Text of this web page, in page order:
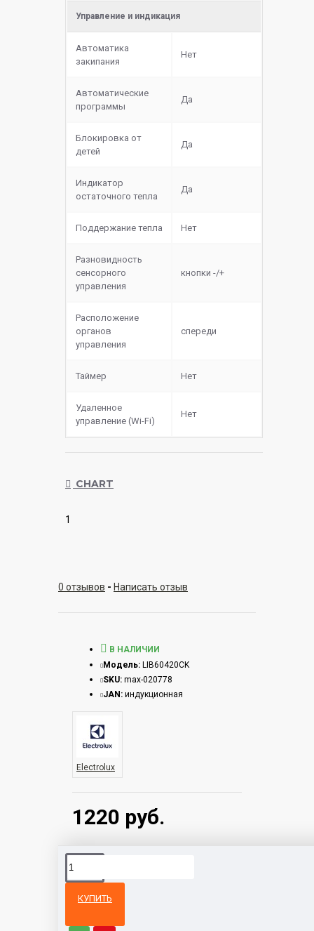
Управление и индикация
Автоматика
закипания
Нет
Автоматические
программы
Да
Блокировка от
детей
Да
Индикатор
остаточного тепла
Да
Поддержание тепла Нет
Разновидность
сенсорного
управления
кнопки -/+
Расположение
органов
управления
спереди
Таймер Нет
Удаленное
управление (Wi-Fi)
Нет
CHART
1
0 отзывов - Написать отзыв
1220 руб.
В НАЛИЧИИ
Модель: LIB60420CK
SKU: max-020778
JAN: индукционная
Electrolux
КУПИТЬ
категории